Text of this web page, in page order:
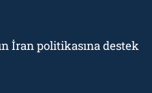
İran politikasına destek